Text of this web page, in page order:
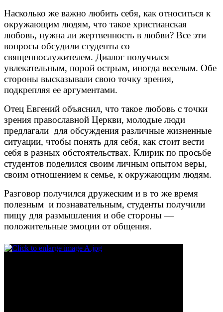
Насколько же важно любить себя, как относиться к
окружающим людям, что такое христианская
любовь, нужна ли жертвенность в любви? Все эти
вопросы обсудили студенты со
священнослужителем. Диалог получился
увлекательным, порой острым, иногда веселым. Обе
стороны высказывали свою точку зрения,
подкрепляя ее аргументами.
Отец Евгений объяснил, что такое любовь с точки
зрения православной Церкви, молодые люди
предлагали для обсуждения различные жизненные
ситуации, чтобы понять для себя, как стоит вести
себя в разных обстоятельствах. Клирик по просьбе
студентов поделился своим личным опытом веры,
своим отношением к семье, к окружающим людям.
Разговор получился дружеским и в то же время
полезным и познавательным, студенты получили
пищу для размышления и обе стороны —
положительные эмоции от общения.